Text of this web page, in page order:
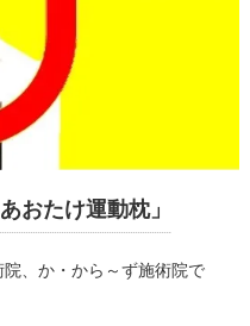
おたけ運動枕」
、か・から～ず施術院で